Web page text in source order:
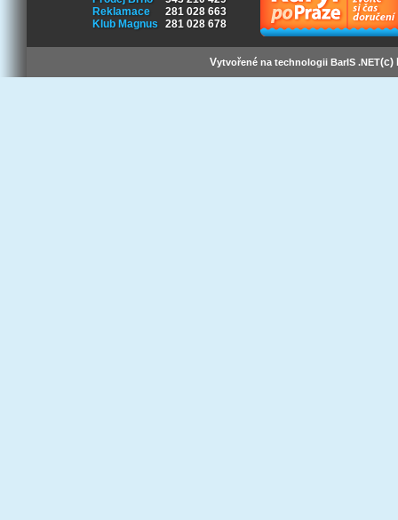
Reklamace
281 028 663
Klub Magnus
281 028 678
Vytvořené na technologii BarIS .NET(c)